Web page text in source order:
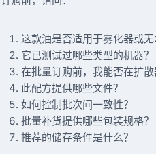
这款油是否适用于雾化器或无
它已测试过哪些类型的机器？
在批量订购前，我能否在扩散
此配方提供哪些文件？
如何控制批次间一致性？
批量补货提供哪些包装规格？
推荐的储存条件是什么？